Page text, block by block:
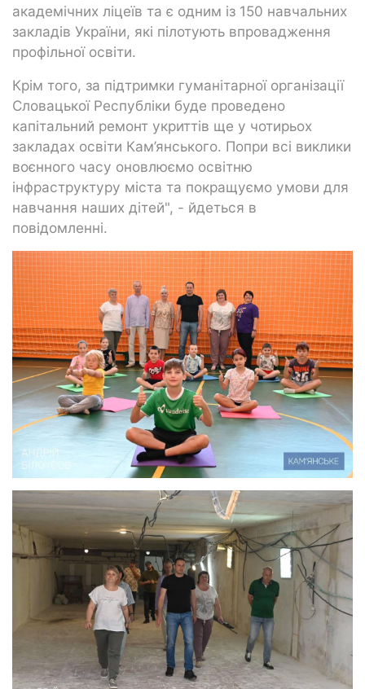
академічних ліцеїв та є одним із 150 навчальних
закладів України, які пілотують впровадження
профільної освіти.
Крім того, за підтримки гуманітарної організації
Словацької Республіки буде проведено
капітальний ремонт укриттів ще у чотирьох
закладах освіти Кам’янського. Попри всі виклики
воєнного часу оновлюємо освітню
інфраструктуру міста та покращуємо умови для
навчання наших дітей", - йдеться в
повідомленні.